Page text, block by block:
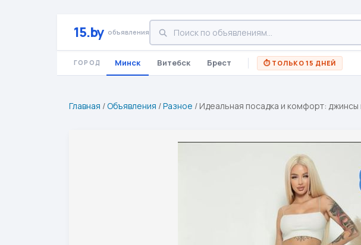
15.by объявления
ГОРОД Минск Витебск Брест ⏱ ТОЛЬКО 15 ДНЕЙ
Главная /Объявления /Разное / Идеальная посадка и комфорт: джинсы